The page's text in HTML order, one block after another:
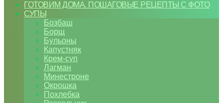
ГОТОВИМ ДОМА. ПОШАГОВЫЕ РЕЦЕПТЫ С ФОТО
СУПЫ
Бозбаш
Борщ
Бульоны
Капустняк
Крем-суп
Лагман
Минестроне
Окрошка
Похлебка